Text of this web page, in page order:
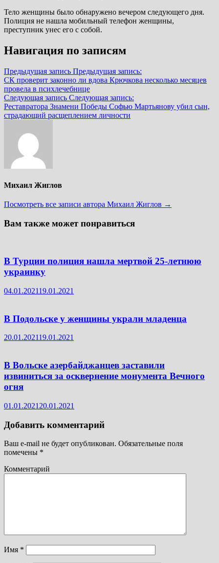
Тело женщины было обнаружено вечером следующего дня.
Полиция не нашла мобильный телефон женщины,
преступник унес его с собой.
Навигация по записям
Предыдущая запись Предыдущая запись:
СК проверит законно ли вдова Крючкова несколько месяцев
провела в психлечебнице
Следующая запись Следующая запись:
Реставратора Знамени Победы Софью Мартьянову убил сын,
страдающий расщеплением личности
Михаил Жиглов
Посмотреть все записи автора Михаил Жиглов →
Вам также может понравиться
В Турции полиция нашла мертвой 25-летнюю
украинку
04.01.202119.01.2021
В Подольске у женщины украли младенца
20.01.202119.01.2021
В Вольске азербайджанцев заставили
извиниться за осквернение монумента Вечного
огня
01.01.2021 20.01.2021
Добавить комментарий
Ваш e-mail не будет опубликован. Обязательные поля
помечены *
Комментарий
Имя *